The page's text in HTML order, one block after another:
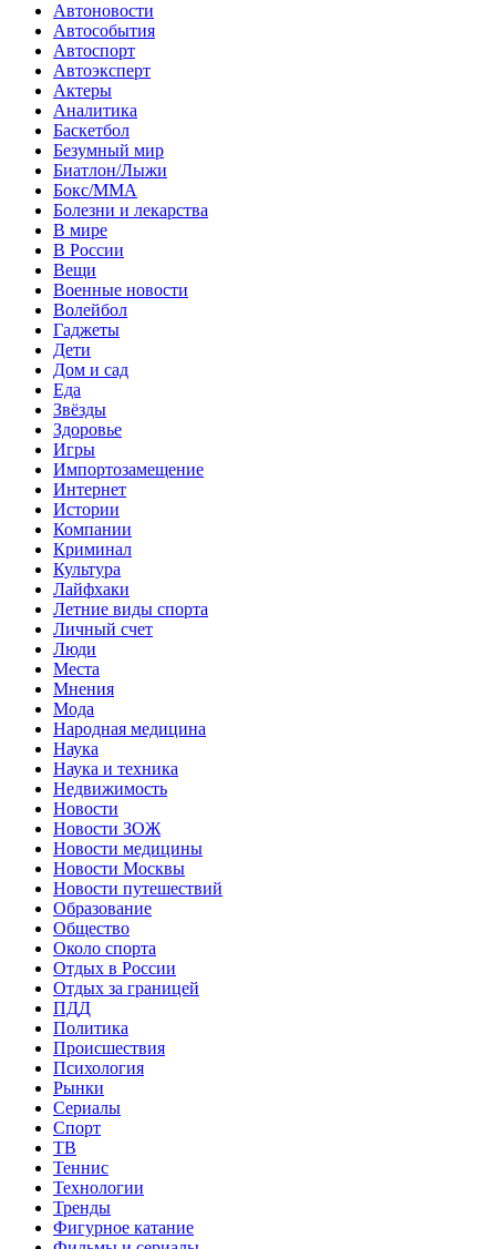
Автоновости
Автособытия
Автоспорт
Автоэксперт
Актеры
Аналитика
Баскетбол
Безумный мир
Биатлон/Лыжи
Бокс/MMA
Болезни и лекарства
В мире
В России
Вещи
Военные новости
Волейбол
Гаджеты
Дети
Дом и сад
Еда
Звёзды
Здоровье
Игры
Импортозамещение
Интернет
Истории
Компании
Криминал
Культура
Лайфхаки
Летние виды спорта
Личный счет
Люди
Места
Мнения
Мода
Народная медицина
Наука
Наука и техника
Недвижимость
Новости
Новости ЗОЖ
Новости медицины
Новости Москвы
Новости путешествий
Образование
Общество
Около спорта
Отдых в России
Отдых за границей
ПДД
Политика
Происшествия
Психология
Рынки
Сериалы
Спорт
ТВ
Теннис
Технологии
Тренды
Фигурное катание